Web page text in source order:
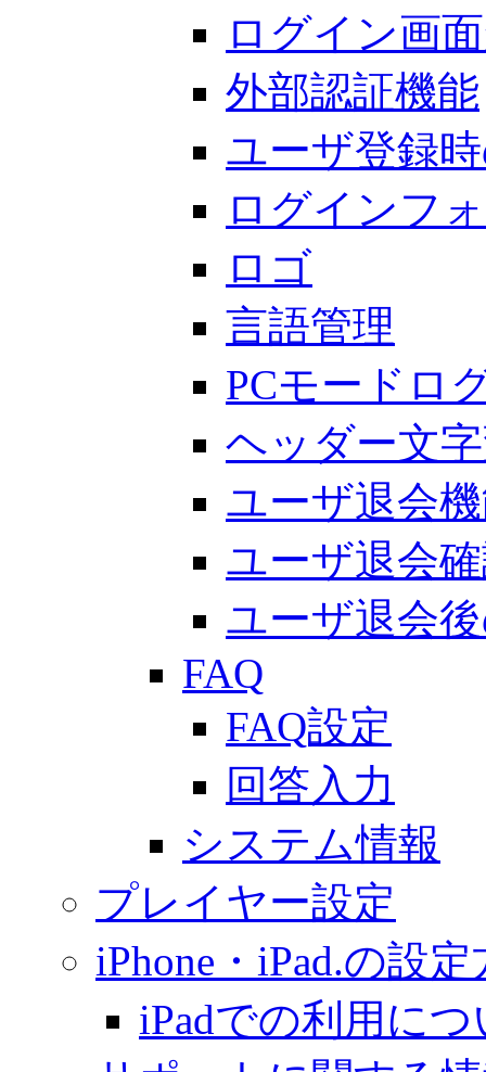
ログイン画
外部認証機能
ユーザ登録
ログインフ
ロゴ
言語管理
PCモードロ
ヘッダー文
ユーザ退会
ユーザ退会
ユーザ退会
FAQ
FAQ設定
回答入力
システム情報
プレイヤー設定
iPhone・iPad.の設
iPadでの利用に